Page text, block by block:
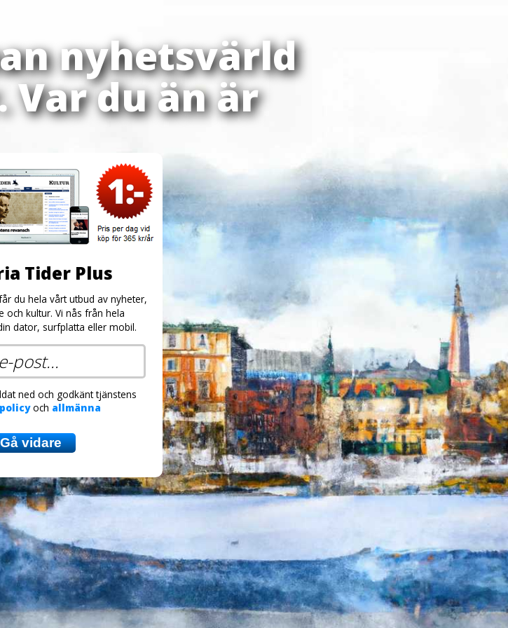
nyhetsvärld
Var du än är
Tider Plus
du hela vårt utbud av nyheter,
och kultur. Vi nås från hela
dator, surfplatta eller mobil.
ned och godkänt tjänstens
och allmänna
Gå vidare